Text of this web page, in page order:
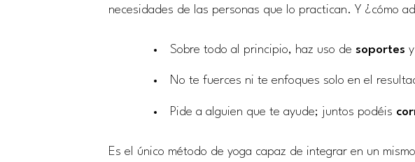
necesidades de las personas que lo practican. Y ¿cómo
Sobre todo al principio, haz uso de soportes
No te fuerces ni te enfoques solo en el
Pide a alguien que te ayude; juntos podéis
Es el único método de yoga capaz de integrar en un